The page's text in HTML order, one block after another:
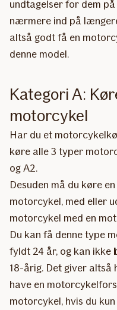
undtagelser for dem
nærmere ind på
altså godt få en
denne model.
Kategori A:
motorcykel
Har du et
køre alle 3 typer
og A2.
Desuden må du køre
motorcykel, med eller
motorcykel med en
Du kan få denne type
fyldt 24 år, og kan ikke
18-årig. Det giver altså
have en
motorcykel, hvis du kun